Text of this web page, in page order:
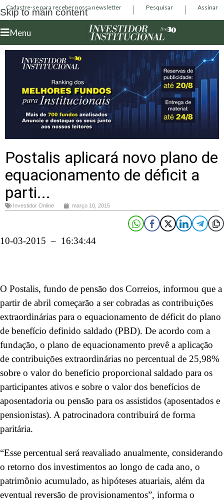
Skip to main content
Cadastre-se para receber nossa newsletter Pesquisar Assinar
Menu
Postalis aplicará novo plano de
equacionamento de déficit a
parti...
Investidor Online março 10, 2015
10-03-2015 – 16:34:44
O Postalis, fundo de pensão dos Correios, informou que a
partir de abril começarão a ser cobradas as contribuições
extraordinárias para o equacionamento de déficit do plano
de benefício definido saldado (PBD). De acordo com a
fundação, o plano de equacionamento prevê a aplicação
de contribuições extraordinárias no percentual de 25,98%
sobre o valor do benefício proporcional saldado para os
participantes ativos e sobre o valor dos benefícios de
aposentadoria ou pensão para os assistidos (aposentados e
pensionistas). A patrocinadora contribuirá de forma
paritária.
“Esse percentual será reavaliado anualmente, considerando
o retorno dos investimentos ao longo de cada ano, o
patrimônio acumulado, as hipóteses atuariais, além da
eventual reversão de provisionamentos”, informa o